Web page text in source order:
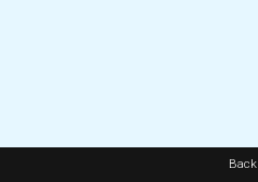
Back